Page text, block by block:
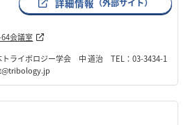
会議室
トライボロジー学会 中 道治 TEL：03-3434-1